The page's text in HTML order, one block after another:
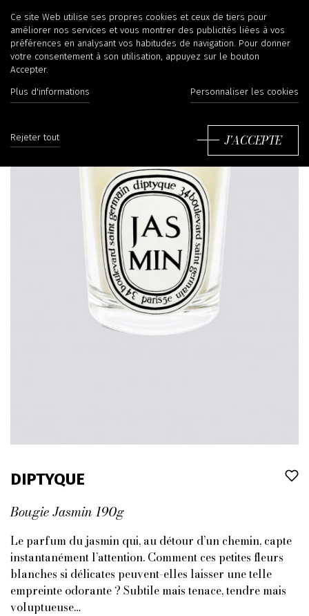
DIPTYQUE
Bougie Jasmin 190g
Le parfum du jasmin qui, au détour d’un chemin, capte
instantanément l’attention. Comment ces petites fleurs
blanches si délicates peuvent-elles laisser une telle
empreinte odorante ? Subtile mais tenace, tendre mais
voluptueuse…
Ce site Web utilise ses propres cookies et ceux de tiers pour
améliorer nos services et vous montrer des publicités liées à vos
préférences en analysant vos habitudes de navigation. Pour donner
votre consentement à son utilisation, appuyez sur le bouton
Accepter.
Plus d'informations Personnaliser les cookies
Rejeter tout J'ACCEPTE